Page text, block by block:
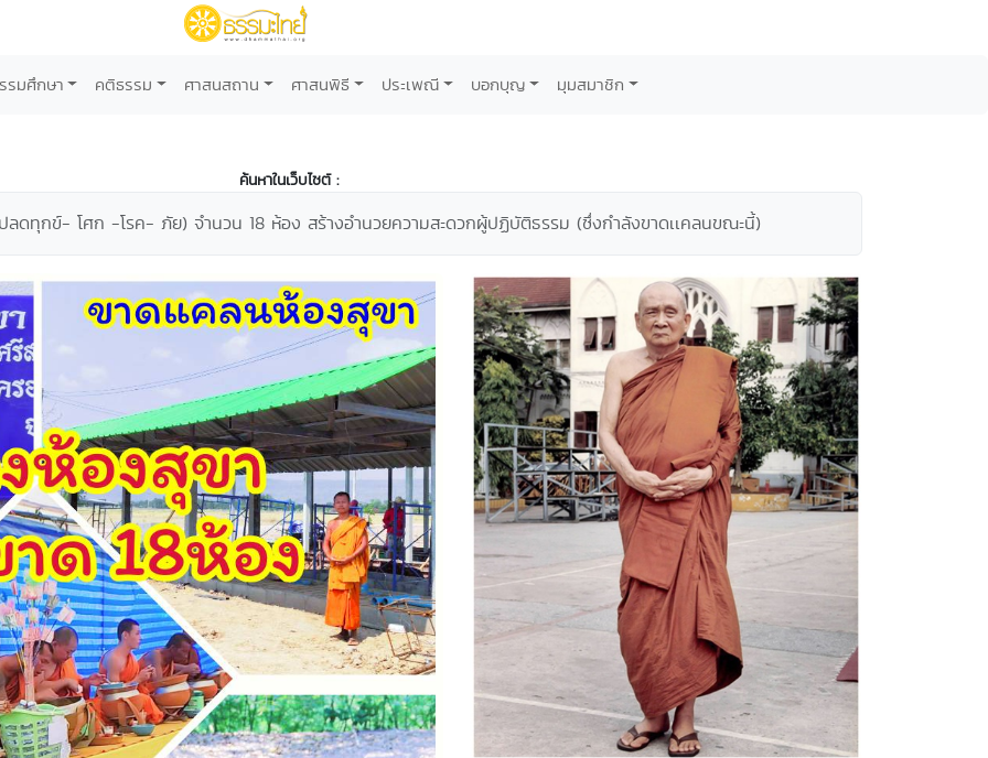
รมศึกษา คติธรรม ศาสนสถาน ศาสนพิธี ประเพณี บอกบุญ มุมสมาชิก
ค้นหาในเว็บไซต์ :
ลดทุกข์- โศก -โรค- ภัย) จำนวน 18 ห้อง สร้างอำนวยความสะดวกผู้ปฏิบัติธรรม (ซึ่งกำลังขาดเเคลนขณะนี้)